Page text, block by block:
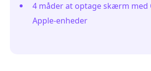
4 måder at optage skærm med
Apple-enheder